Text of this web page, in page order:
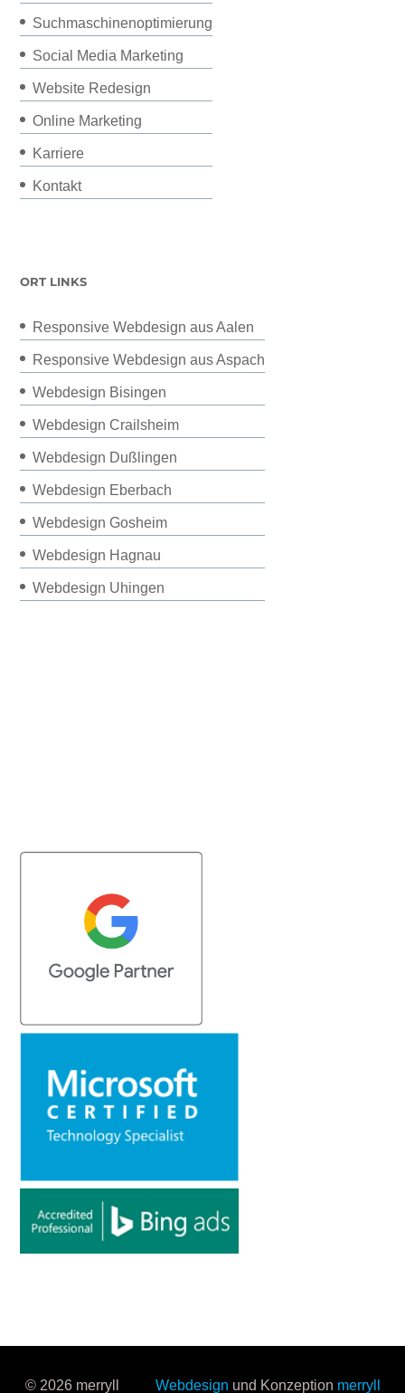
Suchmaschinenoptimierung
Social Media Marketing
Website Redesign
Online Marketing
Karriere
Kontakt
ORT LINKS
Responsive Webdesign aus Aalen
Responsive Webdesign aus Aspach
Webdesign Bisingen
Webdesign Crailsheim
Webdesign Dußlingen
Webdesign Eberbach
Webdesign Gosheim
Webdesign Hagnau
Webdesign Uhingen
© 2026 merryll Webdesign und Konzeption merryll